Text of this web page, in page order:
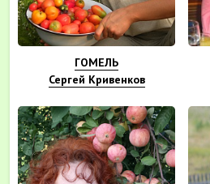
ГОМЕЛЬ
Сергей Кривенков